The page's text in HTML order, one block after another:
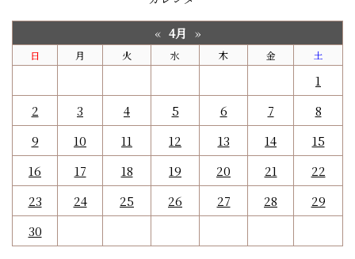
« 4月 »
日 月 火 水 木 金 土
1
2
3 4 5 6 7
8
9
10 11 12 13 14
15
16
17 18 19 20 21
22
23
24 25 26 27 28
29
30